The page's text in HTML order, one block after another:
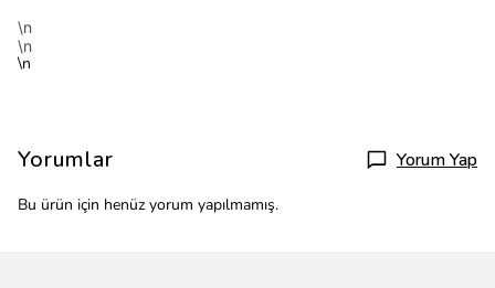
\n
\n
\n
Yorumlar Yorum Yap
Bu ürün için henüz yorum yapılmamış.